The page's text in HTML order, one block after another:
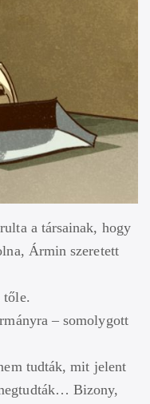
a társainak, hogy
Ármin szeretett
tőle.
– somolygott
tudták, mit jelent
Bizony,